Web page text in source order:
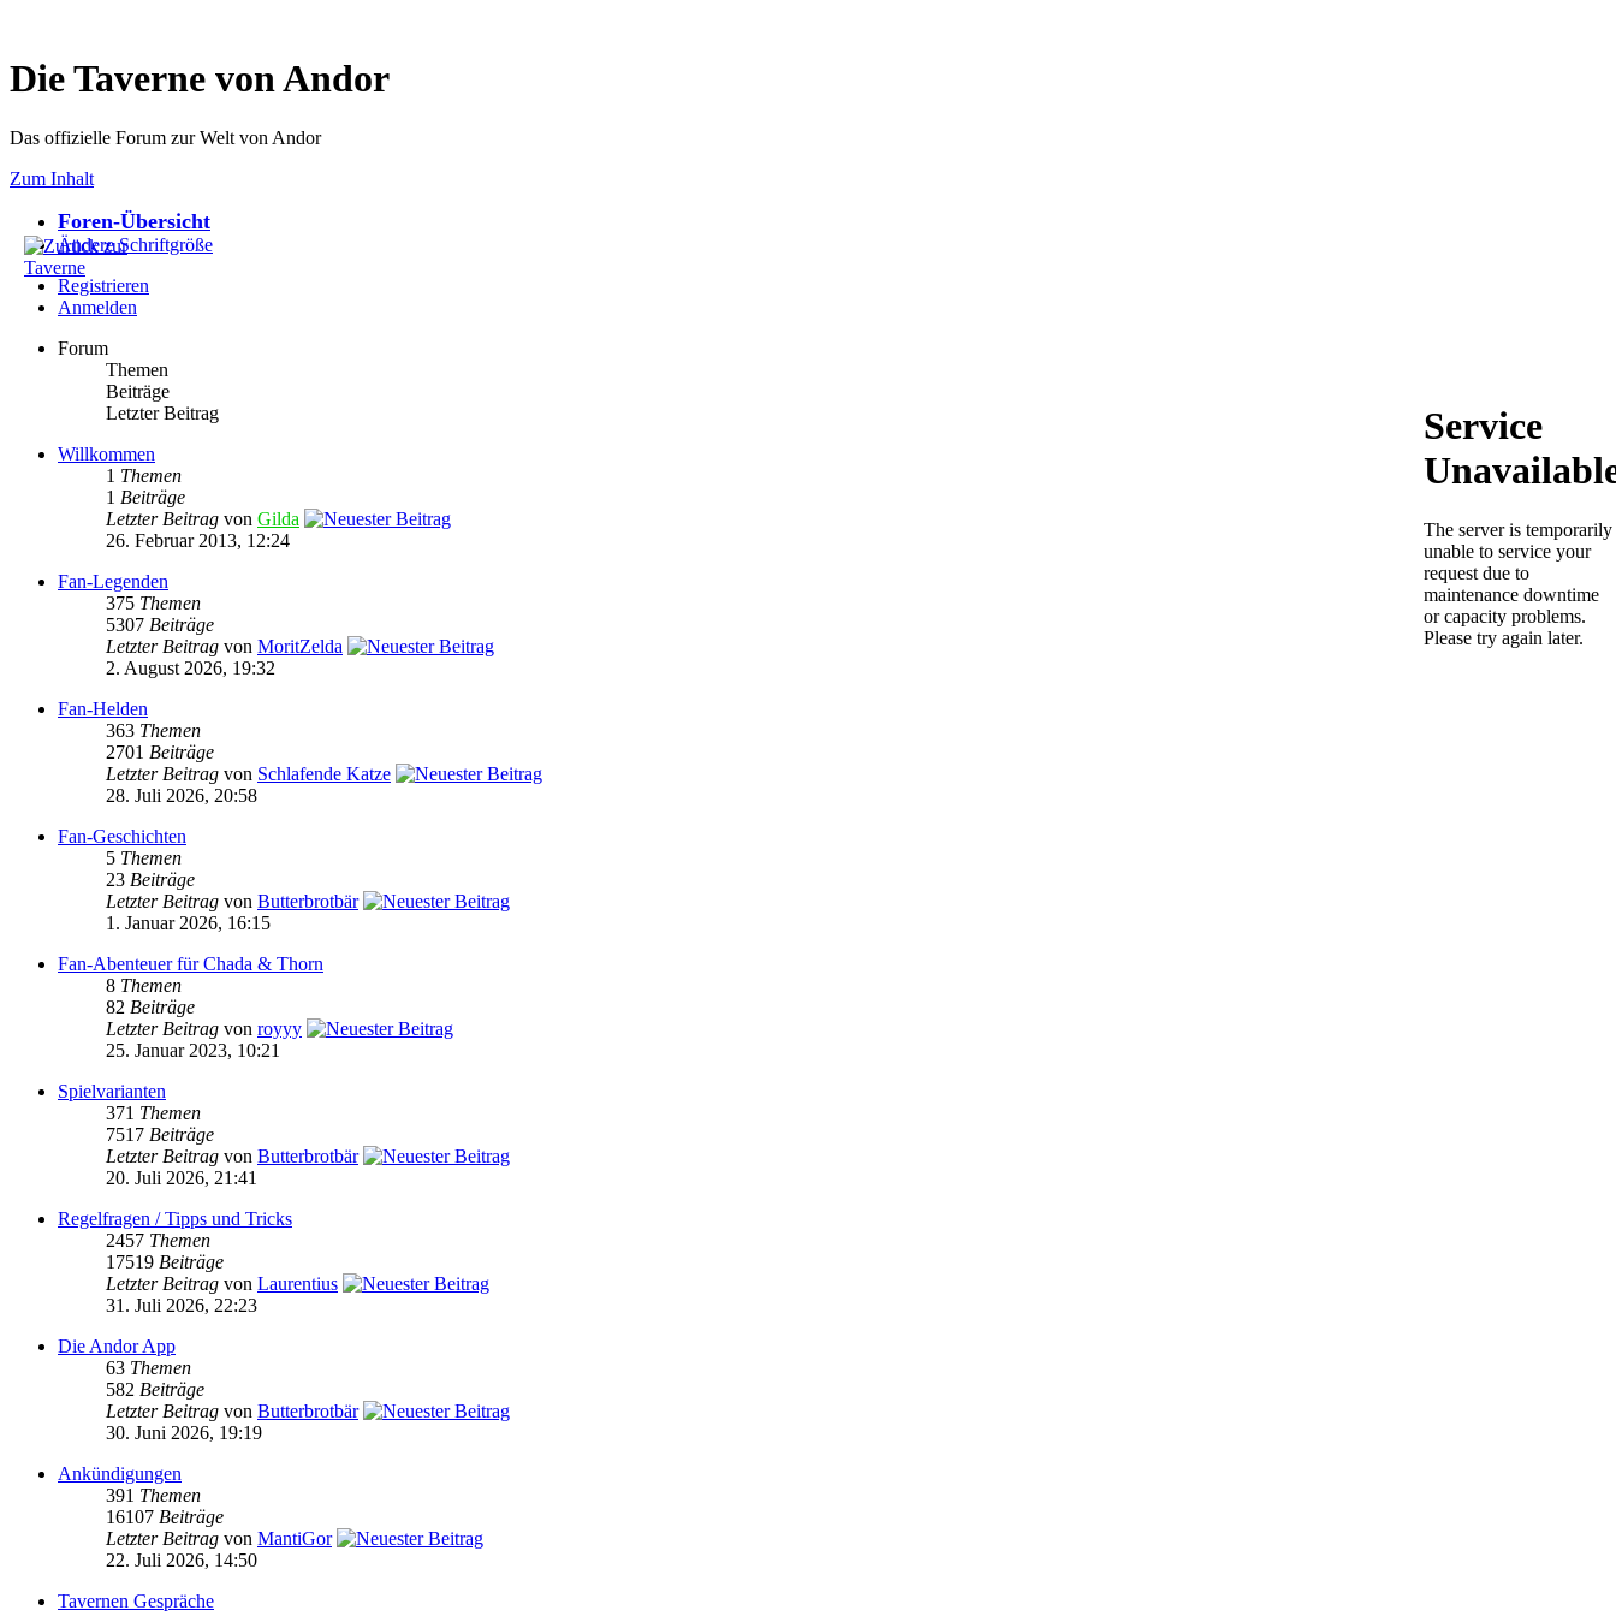
Die Taverne von Andor
Das offizielle Forum zur Welt von Andor
Zum Inhalt
Foren-Übersicht
Ändere Schriftgröße
Registrieren
Anmelden
Forum
Themen
Beiträge
Letzter Beitrag
Willkommen
1 Themen
1 Beiträge
Letzter Beitrag von Gilda
26. Februar 2013, 12:24
Fan-Legenden
375 Themen
5307 Beiträge
Letzter Beitrag von MoritZelda
2. August 2026, 19:32
Fan-Helden
363 Themen
2701 Beiträge
Letzter Beitrag von Schlafende Katze
28. Juli 2026, 20:58
Fan-Geschichten
5 Themen
23 Beiträge
Letzter Beitrag von Butterbrotbär
1. Januar 2026, 16:15
Fan-Abenteuer für Chada & Thorn
8 Themen
82 Beiträge
Letzter Beitrag von royyy
25. Januar 2023, 10:21
Spielvarianten
371 Themen
7517 Beiträge
Letzter Beitrag von Butterbrotbär
20. Juli 2026, 21:41
Regelfragen / Tipps und Tricks
2457 Themen
17519 Beiträge
Letzter Beitrag von Laurentius
31. Juli 2026, 22:23
Die Andor App
63 Themen
582 Beiträge
Letzter Beitrag von Butterbrotbär
30. Juni 2026, 19:19
Ankündigungen
391 Themen
16107 Beiträge
Letzter Beitrag von MantiGor
22. Juli 2026, 14:50
Tavernen Gespräche